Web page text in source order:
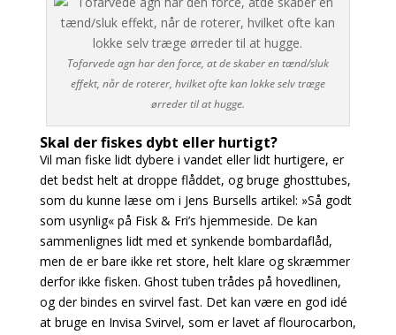
Tofarvede agn har den force, at de skaber en tænd/sluk
effekt, når de roterer, hvilket ofte kan lokke selv træge
ørreder til at hugge.
Skal der fiskes dybt eller hurtigt?
Vil man fiske lidt dybere i vandet eller lidt hurtigere, er
det bedst helt at droppe flåddet, og bruge ghosttubes,
som du kunne læse om i Jens Bursells artikel: »Så godt
som usynlig« på Fisk & Fri’s hjemmeside. De kan
sammenlignes lidt med et synkende bombardaflåd,
men de er bare ikke ret store, helt klare og skræmmer
derfor ikke fisken. Ghost tuben trådes på hovedlinen,
og der bindes en svirvel fast. Det kan være en god idé
at bruge en Invisa Svirvel, som er lavet af flourocarbon,